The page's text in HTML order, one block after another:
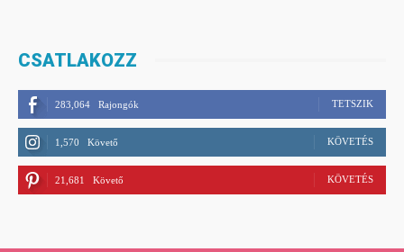
CSATLAKOZZ
283,064 Rajongók TETSZIK
1,570 Követő KÖVETÉS
21,681 Követő KÖVETÉS